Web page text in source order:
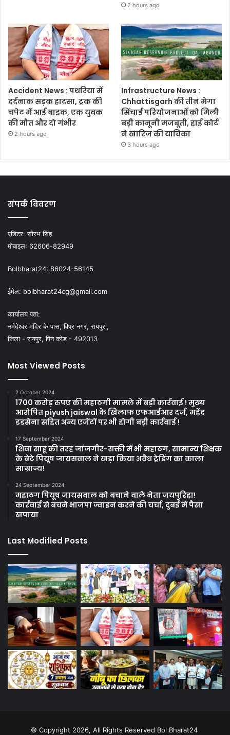
2 hours ago
Accident News : पथरिया में
दर्दनाक सड़क हादसा, ट्रक की
चपेट में आई बाइक, एक युवक
की मौत और दो गंभीर
2 hours ago
Infrastructure News :
Chhattisgarh की तीन मेगा
सिंचाई परियोजनाओं को मिली
बड़ी कानूनी मजबूती, हाई कोर्ट
ने खारिज की याचिका
3 hours ago
संपर्क विवरण
एडिटर:सौरभ सिंह
मोबाइल: 62606-82949
Bolbharat24: 86024-56145
ईमेल: bolbharat24cg@gmail.com
कार्यालय पता:
नर्मदेश्वर मंदिर के पास, विप्र नगर, रायपुरा,
जिला - रायपुर, पिन कोड - 492013
Most Viewed Posts
2 October 2024
1700 करोड़ रुपए की महाठगी मामले में बड़ी कार्रवाई ! मुख्य
आरोपित piyush jaiswal के खिलाफ एफआईआर दर्ज, महेंद्र
डडसेना सहित अन्य एजेंटों पर भी होगी बड़ी कार्रवाई !
17 September 2024
शिवा साहू की तरह जांजगीर-सक्ती में भी महाठग, सामान्य शिक्षक
के बेटे पियूष जायसवाल ने खड़ा किया अवैध ट्रेडिंग का काला
साम्राज्य!
24 September 2024
महाठग पियूष जायसवाल को बचाने वाले नेता जयपुरिहा!
कार्रवाई से बचने भाजपा ज्वाइन करने की चर्चा, दुबई में पैसा
खपाया
Last Modified Posts
© Copyright 2026, All Rights Reserved Bol Bharat24